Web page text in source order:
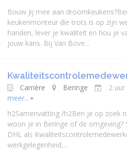
Bouw jij mee aan
keukenmonteur die trots is op zijn
handen, lever je kwaliteit en hou je
jouw kans. Bij Van Bove...
Carrière Beringe 2 uur
meer...
h2Samenvatting /h2Ben je op zoek
woon je in Beringe of de omgeving?
DHL als
werkgelegenheid,...